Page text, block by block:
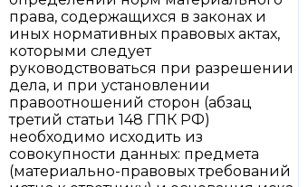
права, содержащихся в законах и
иных нормативных правовых актах,
которыми следует
руководствоваться при разрешении
дела, и при установлении
правоотношений сторон (абзац
третий статьи 148 ГПК РФ)
необходимо исходить из
совокупности данных: предмета
(материально-правовых требований